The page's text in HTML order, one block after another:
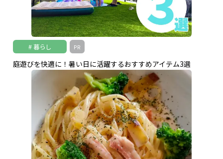
暮らし PR
庭遊びを快適に！暑い日に活躍するおすすめアイテム3選